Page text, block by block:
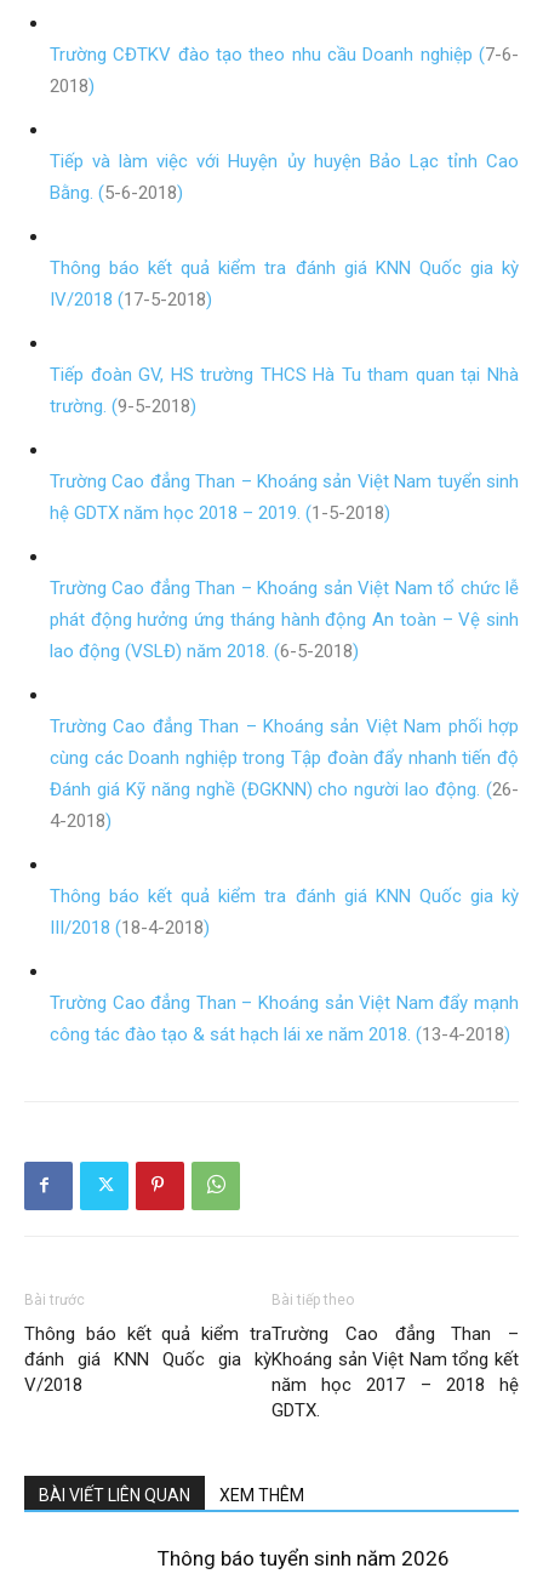
Trường CĐTKV đào tạo theo nhu cầu Doanh nghiệp (7-6-
2018)
Tiếp và làm việc với Huyện ủy huyện Bảo Lạc tỉnh Cao
Bằng. (5-6-2018)
Thông báo kết quả kiểm tra đánh giá KNN Quốc gia kỳ
IV/2018 (17-5-2018)
Tiếp đoàn GV, HS trường THCS Hà Tu tham quan tại Nhà
trường. (9-5-2018)
Trường Cao đẳng Than – Khoáng sản Việt Nam tuyển sinh
hệ GDTX năm học 2018 – 2019. (1-5-2018)
Trường Cao đẳng Than – Khoáng sản Việt Nam tổ chức lễ
phát động hưởng ứng tháng hành động An toàn – Vệ sinh
lao động (VSLĐ) năm 2018. (6-5-2018)
Trường Cao đẳng Than – Khoáng sản Việt Nam phối hợp
cùng các Doanh nghiệp trong Tập đoàn đẩy nhanh tiến độ
Đánh giá Kỹ năng nghề (ĐGKNN) cho người lao động. (26-
4-2018)
Thông báo kết quả kiểm tra đánh giá KNN Quốc gia kỳ
III/2018 (18-4-2018)
Trường Cao đẳng Than – Khoáng sản Việt Nam đẩy mạnh
công tác đào tạo & sát hạch lái xe năm 2018. (13-4-2018)
Bài trước
Thông báo kết quả kiểm tra
đánh giá KNN Quốc gia kỳ
V/2018
Bài tiếp theo
Trường Cao đẳng Than –
Khoáng sản Việt Nam tổng kết
năm học 2017 – 2018 hệ
GDTX.
BÀI VIẾT LIÊN QUAN XEM THÊM
Thông báo tuyển sinh năm 2026